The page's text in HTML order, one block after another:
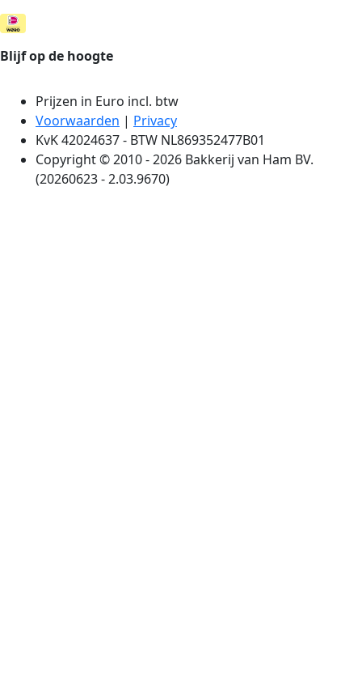
Blijf op de hoogte
Prijzen in Euro incl. btw
Voorwaarden | Privacy
KvK 42024637 - BTW NL869352477B01
Copyright © 2010 - 2026 Bakkerij van Ham BV.
(20260623 - 2.03.9670)